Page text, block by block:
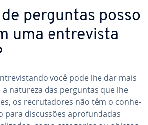
perguntas posso
uma en­tre­vista
você pode lhe dar mais
natureza das perguntas que lhe
os re­cru­ta­do­res não têm o co­nhe­
para dis­cus­sões apro­fun­da­das